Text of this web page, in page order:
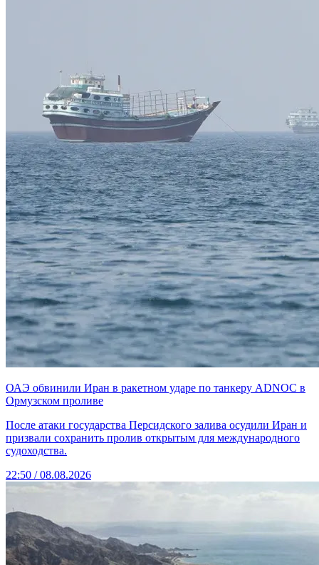
ОАЭ обвинили Иран в ракетном ударе по танкеру ADNOC в
Ормузском проливе
После атаки государства Персидского залива осудили Иран и
призвали сохранить пролив открытым для международного
судоходства.
22:50 / 08.08.2026